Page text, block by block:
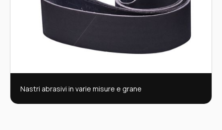
Nastri abrasivi in varie misure e grane